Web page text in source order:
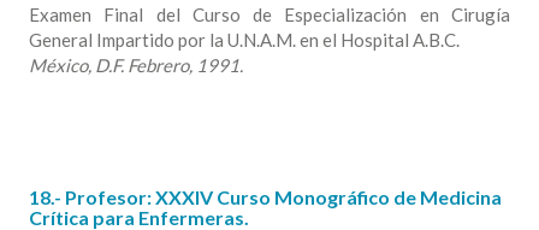
Examen Final del Curso de Especialización en Cirugía
General Impartido por la U.N.A.M. en el Hospital A.B.C.
México, D.F. Febrero, 1991.
18.- Profesor: XXXIV Curso Monográfico de Medicina
Crítica para Enfermeras.